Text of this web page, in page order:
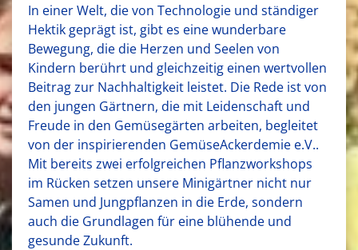
In einer Welt, die von Technologie und ständiger
Hektik geprägt ist, gibt es eine wunderbare
Bewegung, die die Herzen und Seelen von
Kindern berührt und gleichzeitig einen wertvollen
Beitrag zur Nachhaltigkeit leistet. Die Rede ist von
den jungen Gärtnern, die mit Leidenschaft und
Freude in den Gemüsegärten arbeiten, begleitet
von der inspirierenden GemüseAckerdemie e.V..
Mit bereits zwei erfolgreichen Pflanzworkshops
im Rücken setzen unsere Minigärtner nicht nur
Samen und Jungpflanzen in die Erde, sondern
auch die Grundlagen für eine blühende und
gesunde Zukunft.